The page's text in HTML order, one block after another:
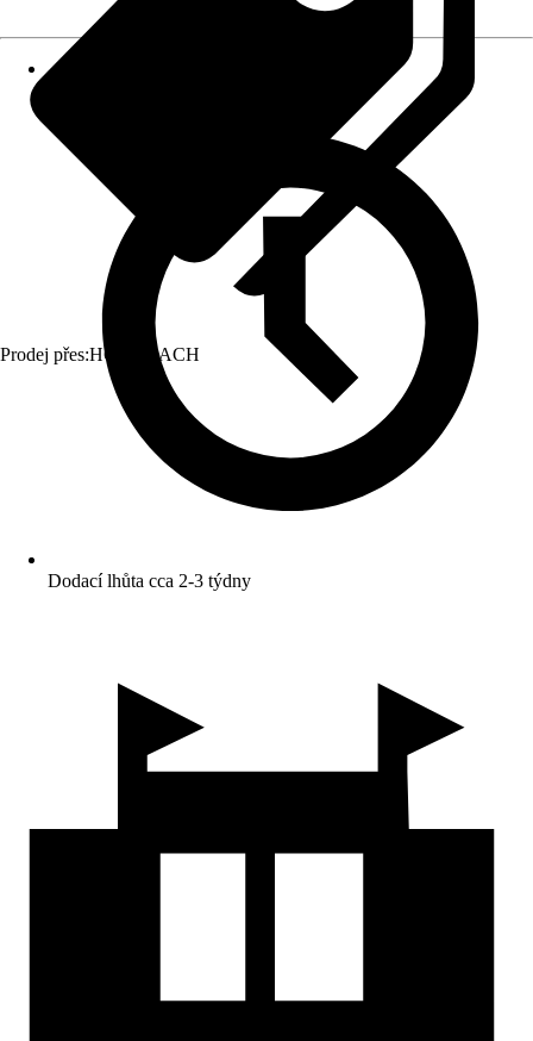
Prodej přes:HORNBACH
Dodací lhůta cca 2-3 týdny